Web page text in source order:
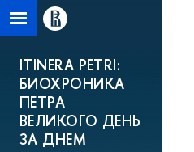
ITINERA PETRI:
БИОХРОНИКА
ПЕТРА
ВЕЛИКОГО ДЕНЬ
ЗА ДНЕМ